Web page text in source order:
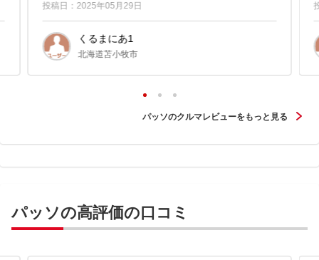
投稿日：2025年05月29日
くるまにあ1
北海道苫小牧市
パッソのクルマレビューをもっと見る
パッソの高評価の口コミ